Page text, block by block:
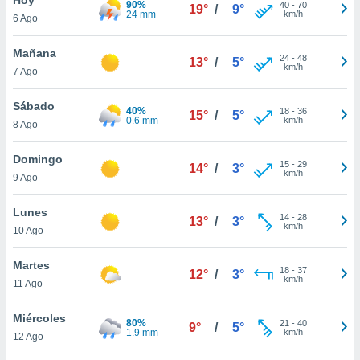
y
en
más
de
6 Ago
90%
24 mm
19° / 9° 40- 70
km/h
Mañana
7 Ago
13° / 5° 24- 48
km/h
Sábado
8 Ago
40%
0.6 mm
15° / 5° 18- 36
km/h
Domingo
9 Ago
14° / 3° 15- 29
km/h
Lunes
10 Ago
13° / 3° 14- 28
km/h
Martes
11 Ago
12° / 3° 18- 37
km/h
Miércoles
12 Ago
80%
1.9 mm
9° / 5° 21 - 40
km/h